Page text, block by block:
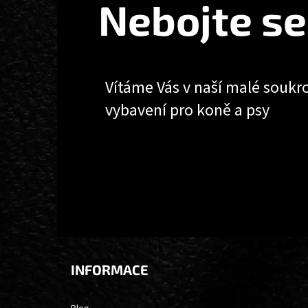
Nebojte
Vítáme Vás v naší malé
vybavení pro koně a psy
INFORMACE